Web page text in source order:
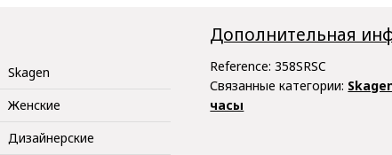
Skagen
Женские
Дизайнерские
Дополнительная
Reference:358SRSC
Связанные категории:
часы